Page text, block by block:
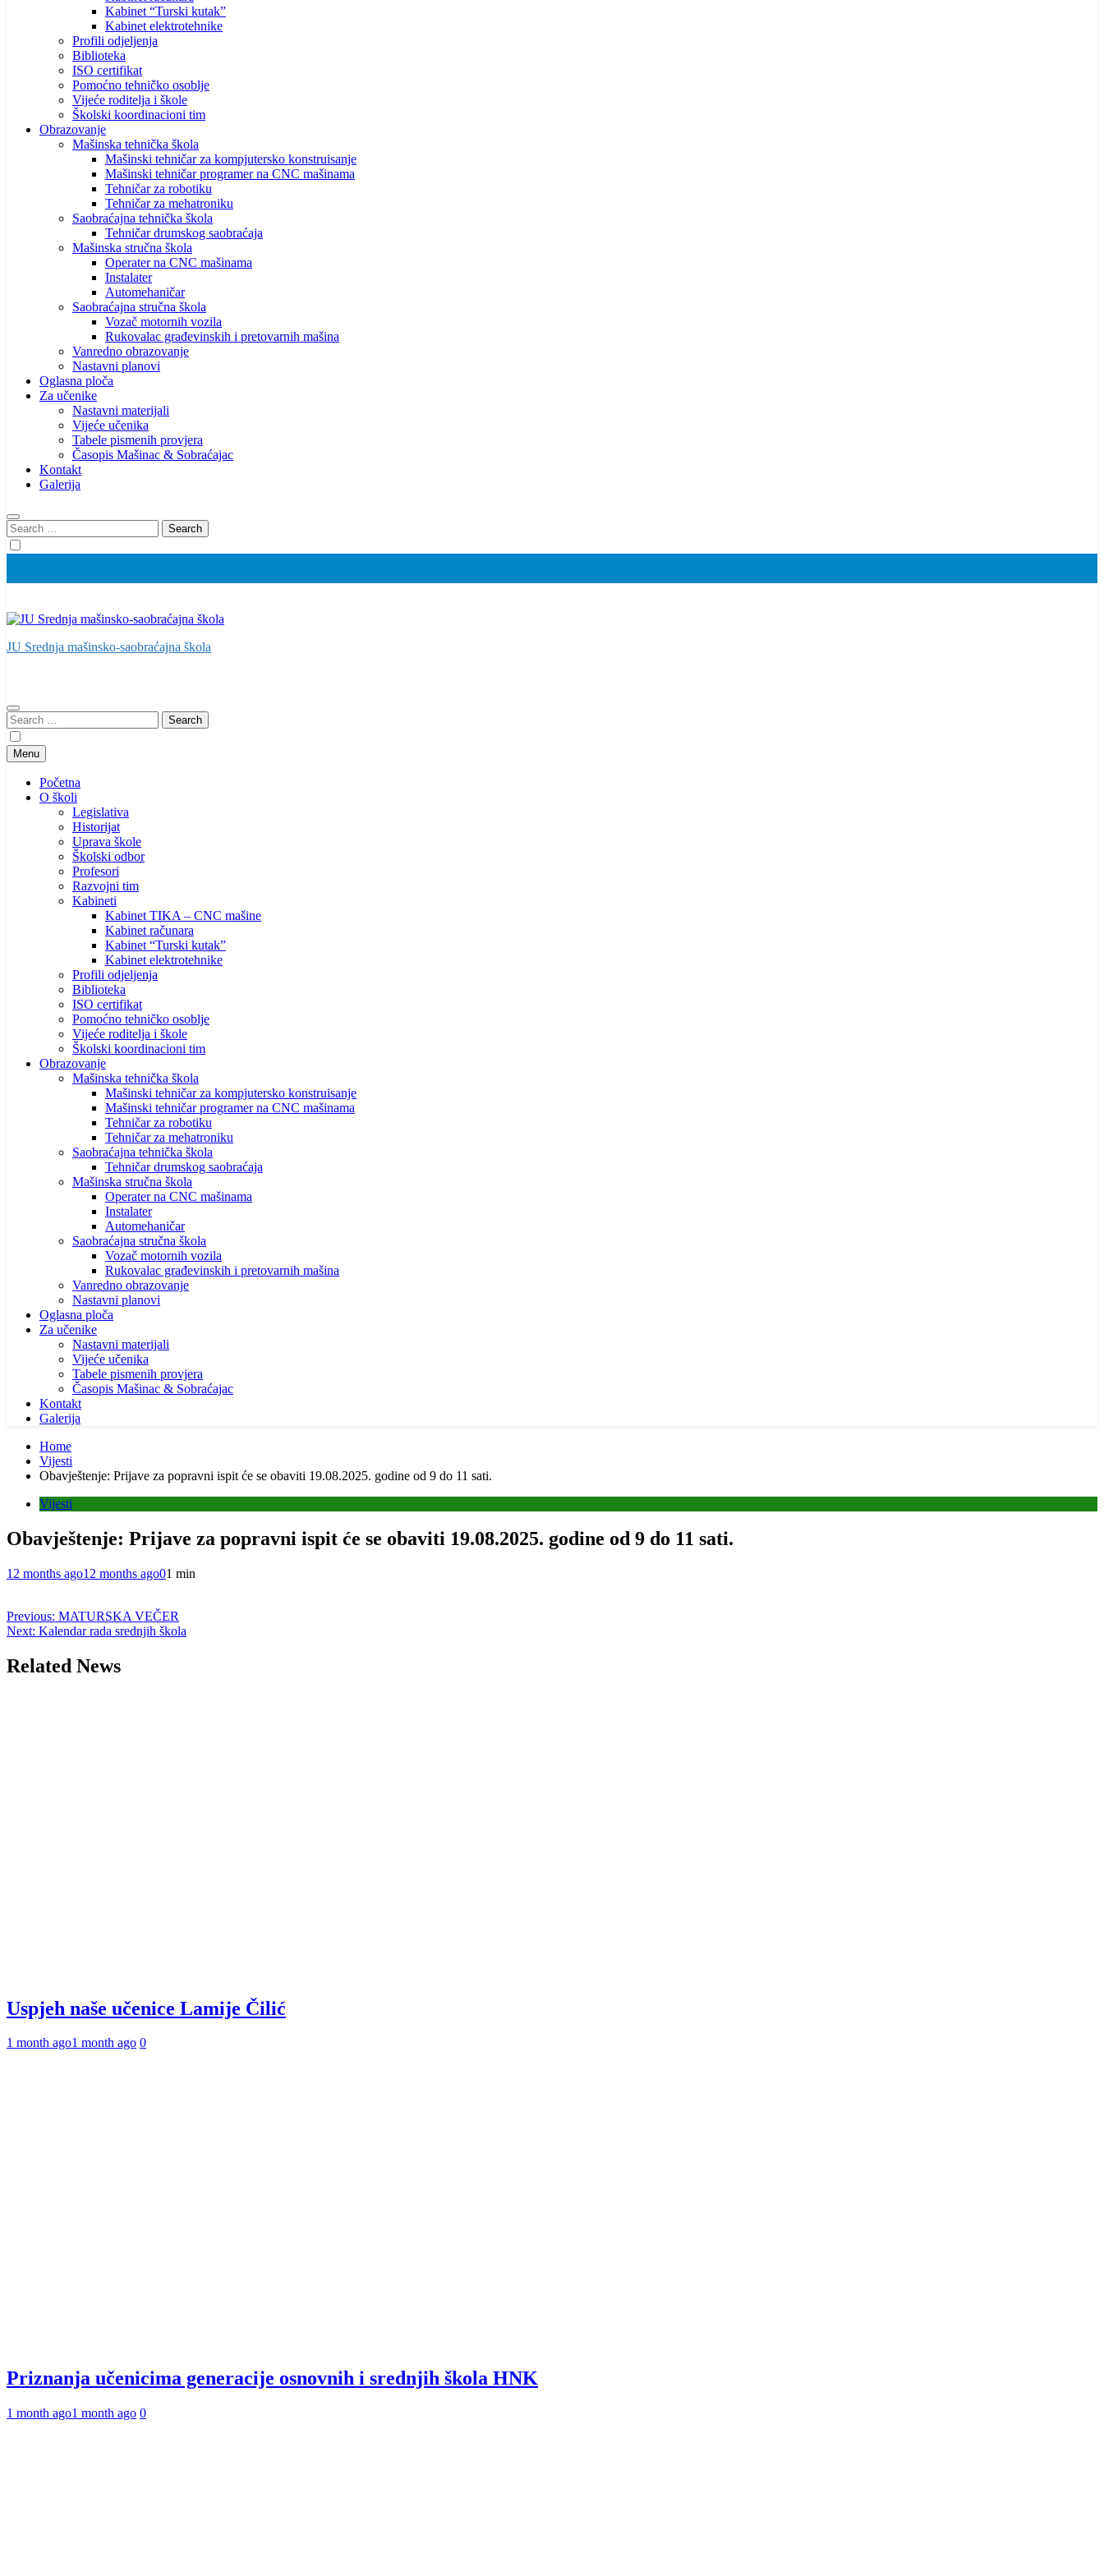
Kabinet “Turski kutak”
Kabinet elektrotehnike
Profili odjeljenja
Biblioteka
ISO certifikat
Pomoćno tehničko osoblje
Vijeće roditelja i škole
Školski koordinacioni tim
Obrazovanje
Mašinska tehnička škola
Mašinski tehničar za kompjutersko konstruisanje
Mašinski tehničar programer na CNC mašinama
Tehničar za robotiku
Tehničar za mehatroniku
Saobraćajna tehnička škola
Tehničar drumskog saobraćaja
Mašinska stručna škola
Operater na CNC mašinama
Instalater
Automehaničar
Saobraćajna stručna škola
Vozač motornih vozila
Rukovalac građevinskih i pretovarnih mašina
Vanredno obrazovanje
Nastavni planovi
Oglasna ploča
Za učenike
Nastavni materijali
Vijeće učenika
Tabele pismenih provjera
Časopis Mašinac & Sobraćajac
Kontakt
Galerija
Search
for:
JU Srednja mašinsko-saobraćajna škola
Search
for:
Menu
Početna
O školi
Legislativa
Historijat
Uprava škole
Školski odbor
Profesori
Razvojni tim
Kabineti
Kabinet TIKA – CNC mašine
Kabinet računara
Kabinet “Turski kutak”
Kabinet elektrotehnike
Profili odjeljenja
Biblioteka
ISO certifikat
Pomoćno tehničko osoblje
Vijeće roditelja i škole
Školski koordinacioni tim
Obrazovanje
Mašinska tehnička škola
Mašinski tehničar za kompjutersko konstruisanje
Mašinski tehničar programer na CNC mašinama
Tehničar za robotiku
Tehničar za mehatroniku
Saobraćajna tehnička škola
Tehničar drumskog saobraćaja
Mašinska stručna škola
Operater na CNC mašinama
Instalater
Automehaničar
Saobraćajna stručna škola
Vozač motornih vozila
Rukovalac građevinskih i pretovarnih mašina
Vanredno obrazovanje
Nastavni planovi
Oglasna ploča
Za učenike
Nastavni materijali
Vijeće učenika
Tabele pismenih provjera
Časopis Mašinac & Sobraćajac
Kontakt
Galerija
Home
Vijesti
Obavještenje: Prijave za popravni ispit će se obaviti 19.08.2025. godine od 9 do 11 sati.
Vijesti
Obavještenje: Prijave za popravni ispit će se obaviti 19.08.2025. godine od 9 do 11 sati.
12 months ago12 months ago01 min
Post
navigation
Previous: MATURSKA VEČER
Next: Kalendar rada srednjih škola
Related News
Uspjeh naše učenice Lamije Čilić
1 month ago1 month ago 0
Priznanja učenicima generacije osnovnih i srednjih škola HNK
1 month ago1 month ago 0